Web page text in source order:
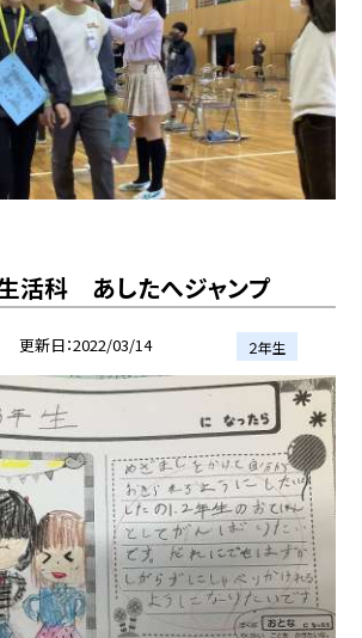
活科 あしたへジャンプ
更新日 2022/03/14 ２年生